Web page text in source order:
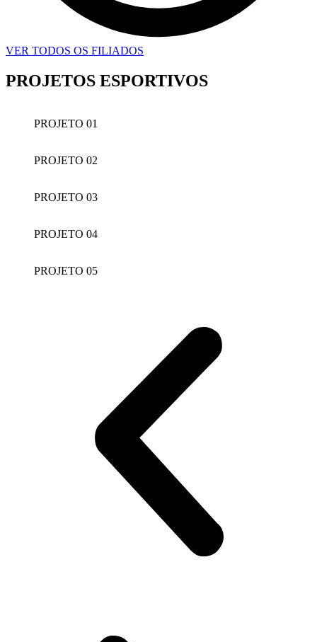
VER TODOS OS FILIADOS
PROJETOS ESPORTIVOS
PROJETO 01
PROJETO 02
PROJETO 03
PROJETO 04
PROJETO 05